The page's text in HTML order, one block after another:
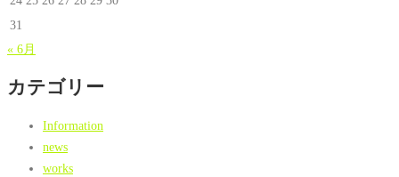
31
« 6月
カテゴリー
Information
news
works